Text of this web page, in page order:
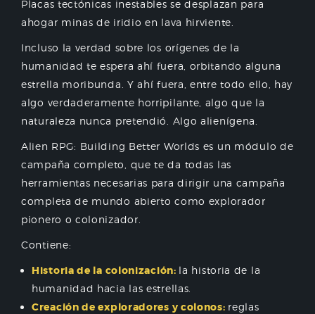
Placas tectónicas inestables se desplazan para
ahogar minas de iridio en lava hirviente.
Incluso la verdad sobre los orígenes de la
humanidad te espera ahí fuera, orbitando alguna
estrella moribunda. Y ahí fuera, entre todo ello, hay
algo verdaderamente horripilante, algo que la
naturaleza nunca pretendió. Algo alienígena.
Alien RPG: Building Better Worlds es un módulo de
campaña completo, que te da todas las
herramientas necesarias para dirigir una campaña
completa de mundo abierto como explorador
pionero o colonizador.
Contiene:
Historia de la colonización: la historia de la
humanidad hacia las estrellas
Creación de exploradores y colonos: reglas